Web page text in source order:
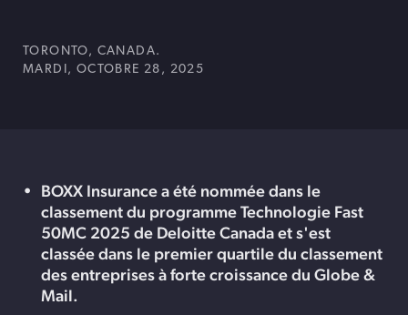
TORONTO, CANADA.
MARDI, OCTOBRE 28, 2025
BOXX Insurance a été nommée dans le
classement du programme Technologie Fast
50MC 2025 de Deloitte Canada et s'est
classée dans le premier quartile du classement
des entreprises à forte croissance du Globe &
Mail.